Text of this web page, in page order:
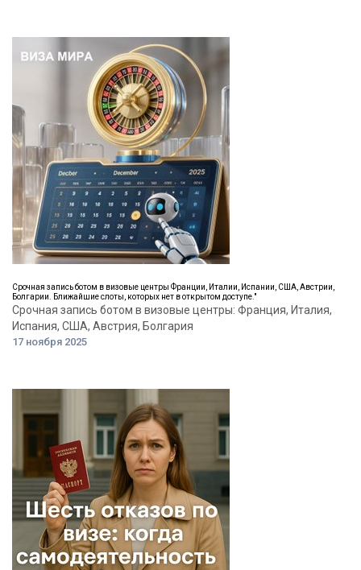
Срочная запись ботом в визовые центры Франции, Италии, Испании, США, Австрии,
Болгарии. Ближайшие слоты, которых нет в открытом доступе."
Срочная запись ботом в визовые центры: Франция, Италия,
Испания, США, Австрия, Болгария
17 ноября 2025